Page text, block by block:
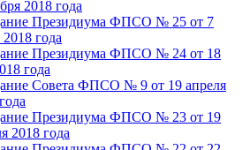
2018 года
Президиума ФПСО № 25 от 7
года
Президиума ФПСО № 24 от 18
года
Совета ФПСО № 9 от 19 апреля
Президиума ФПСО № 23 от 19
2018 года